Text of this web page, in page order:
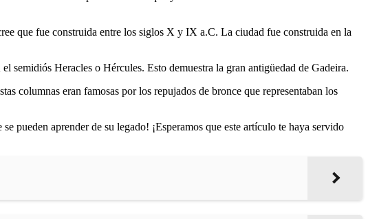
que fue construida entre los siglos X y IX a.C. La ciudad fue construida en la
semidiós Heracles o Hércules. Esto demuestra la gran antigüedad de Gadeira.
columnas eran famosas por los repujados de bronce que representaban los
pueden aprender de su legado! ¡Esperamos que este artículo te haya servido